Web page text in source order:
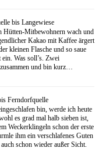
bis Langewiese
Hütten-Mitbewohnern wach und
Kakao mit Kaffee ärgert
kleinen Flasche und so saue
Was soll’s. Zwei
und bin kurz…
Ferndorfquelle
bin, werde ich heute
es grad mal halb sieben ist,
Weckerklingeln schon der erste
ihm ein verschlafenes Guten
schon wieder außer Sicht.